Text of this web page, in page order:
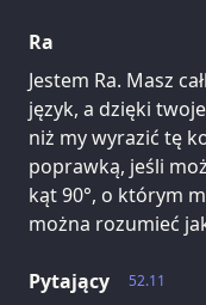
Ra
Jestem Ra. Masz
język, a dzięki
niż my wyrazić tę
poprawką, jeśli
kąt 90°, o którym
można rozumieć
52.11
Pytający